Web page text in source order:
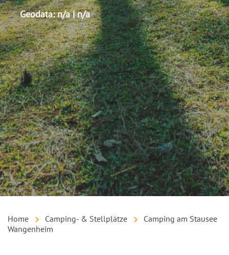
Geodata: n/a | n/a
Home Camping- & Stellplätze
Camping am Stausee
Wangenheim